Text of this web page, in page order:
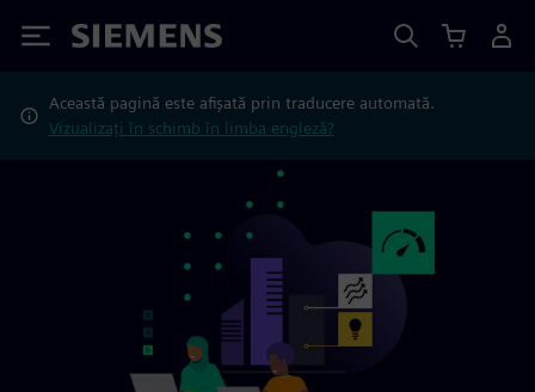
Siemens
Această pagină este afișată prin traducere automată.
Vizualizați în schimb în limba engleză?